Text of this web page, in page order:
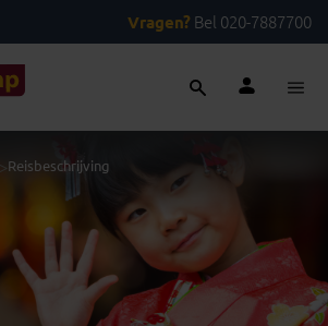
Vragen? Bel 020-7887700
>Reisbeschrijving